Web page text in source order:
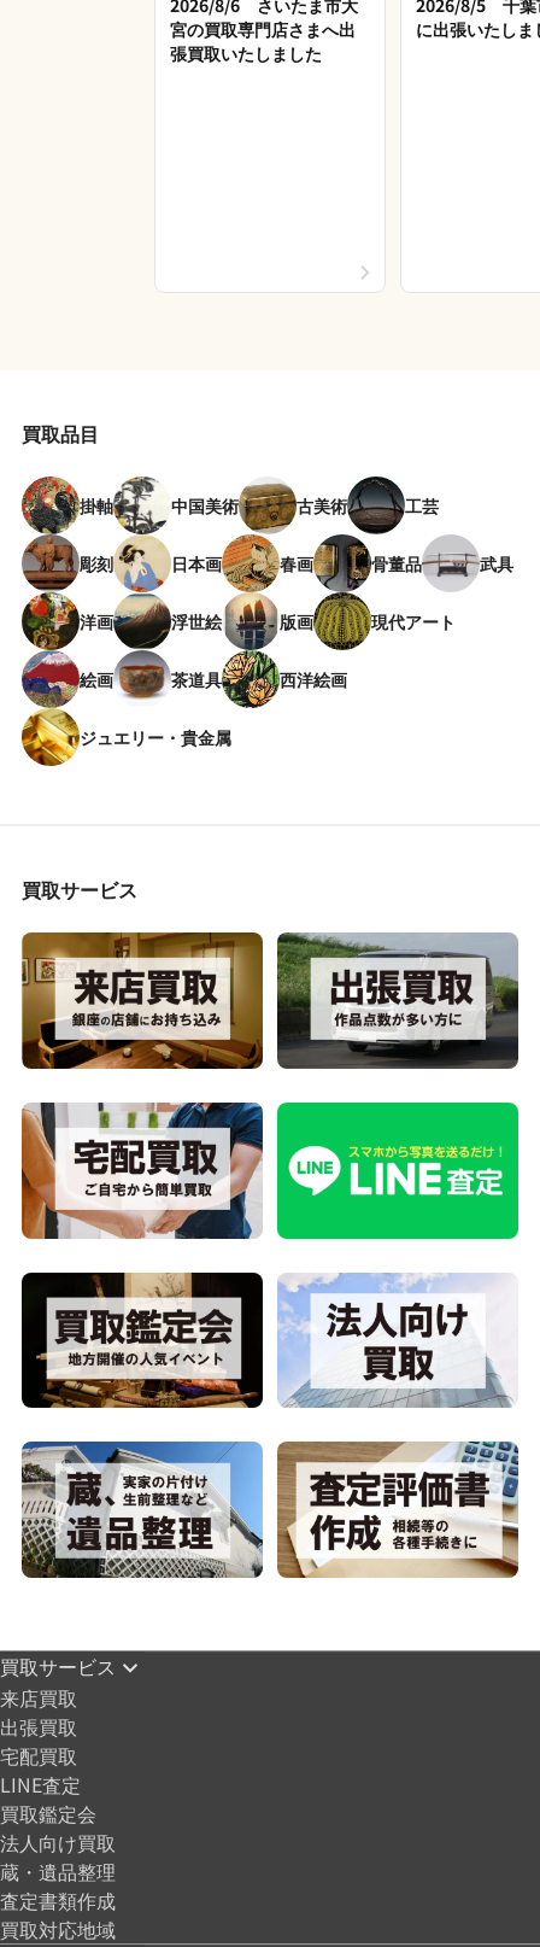
2026/8/6 さいたま市大
宮の買取専門店さまへ出
張買取いたしました
2026/8/5 千葉
に出張いたしま
買取品目
掛軸 中国美術 古美術 工芸
彫刻 日本画 春画 骨董品 武具
洋画 浮世絵 版画 現代アート
絵画 茶道具 西洋絵画
ジュエリー・貴金属
買取サービス
買取サービス
来店買取
出張買取
宅配買取
LINE査定
買取鑑定会
法人向け買取
蔵・遺品整理
査定書類作成
買取対応地域